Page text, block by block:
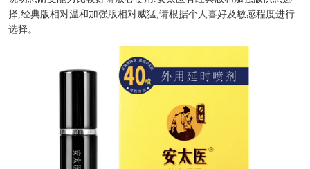
择,经典版相对温和加强版相对威猛,请根据个人喜好及敏感程度进行
选择。